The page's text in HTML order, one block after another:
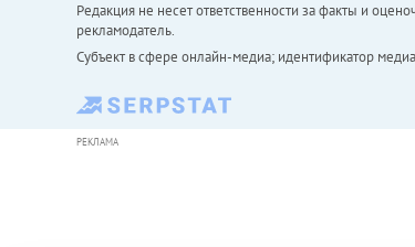
Редакция не несет ответственности за факты и
рекламодатель.
Субъект в сфере онлайн-медиа; идентификатор
РЕКЛАМА